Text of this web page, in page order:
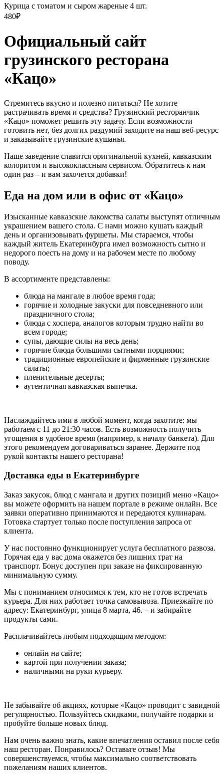
Курица с томатом и сыром жареные 4 шт.
480₽
Официальный сайт
грузинского ресторана
«Кацо»
Стремитесь вкусно и полезно питаться? Не хотите
растрачивать время и средства? Грузинский ресторанчик
«Кацо» поможет решить эту задачу. Если возможности
готовить нет, без долгих раздумий заходите на наш веб-ресурс
и заказывайте грузинские кушанья.
Наше заведение славится оригинальной кухней, кавказским
колоритом и высококлассным сервисом. Обратитесь к нам
один раз – и вам захочется добавки!
Еда на дом или в офис от «Кацо»
Изысканные кавказские лакомства салаты выступят отличным
украшением вашего стола. С нами можно кушать каждый
день и организовывать фуршеты. Мы стараемся, чтобы
каждый житель Екатеринбурга имел возможность сытно и
недорого поесть на дому и на рабочем месте по любому
поводу.
В ассортименте представлены:
блюда на мангале в любое время года;
горячие и холодные закуски для повседневного или
праздничного стола;
блюда с хоспера, аналогов которым трудно найти во
всем городе;
супы, дающие силы на весь день;
горячие блюда большими сытными порциями;
традиционные европейские и фирменные грузинские
салаты;
пленительные десерты;
аутентичная кавказская выпечка.
Наслаждайтесь ими в любой момент, когда захотите: мы
работаем с 11 до 21:30 часов. Есть возможность получить
угощения в удобное время (например, к началу банкета). Для
этого рекомендуем договариваться заранее. Держите под
рукой контакты нашего ресторана!
Доставка еды в Екатеринбурге
Заказ закусок, блюд с мангала и других позиций меню «Кацо»
вы можете оформить на нашем портале в режиме онлайн. Все
заявки оперативно принимаются и передаются кулинарам.
Готовка стартует только после поступления запроса от
клиента.
У нас постоянно функционирует услуга бесплатного развоза.
Горячая еда у вас дома окажется без лишних трат на
транспорт. Бонус доступен при заказе на фиксированную
минимальную сумму.
Мы с пониманием относимся к тем, кто не готов встречать
курьера. Для них работает точка самовывоза. Приезжайте по
адресу: Екатеринбург, улица 8 марта, 46. – и забирайте
продукты сами.
Расплачивайтесь любым подходящим методом:
онлайн на сайте;
картой при получении заказа;
наличными на руки курьеру.
Не забывайте об акциях, которые «Кацо» проводит с завидной
регулярностью. Пользуйтесь скидками, получайте подарки и
пробуйте больше новых блюд.
Нам очень важно знать, какие впечатления оставил после себя
наш ресторан. Понравилось? Оставьте отзыв! Мы
совершенствуемся, чтобы максимально соответствовать
пожеланиям наших клиентов.